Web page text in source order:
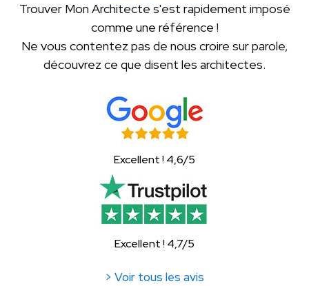
Trouver Mon Architecte s'est rapidement imposé
comme une référence !
Ne vous contentez pas de nous croire sur parole,
découvrez ce que disent les architectes.
Excellent ! 4,6/5
Excellent ! 4,7/5
> Voir tous les avis